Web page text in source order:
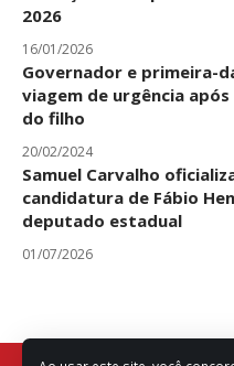
2026
16/01/2026
Governador e primeira-
viagem de urgência
do filho
20/02/2024
Samuel Carvalho
candidatura de Fábio
deputado estadual
01/07/2026